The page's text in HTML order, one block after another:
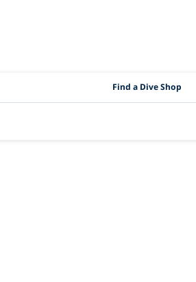
PADI Location Links
Find a Dive Shop